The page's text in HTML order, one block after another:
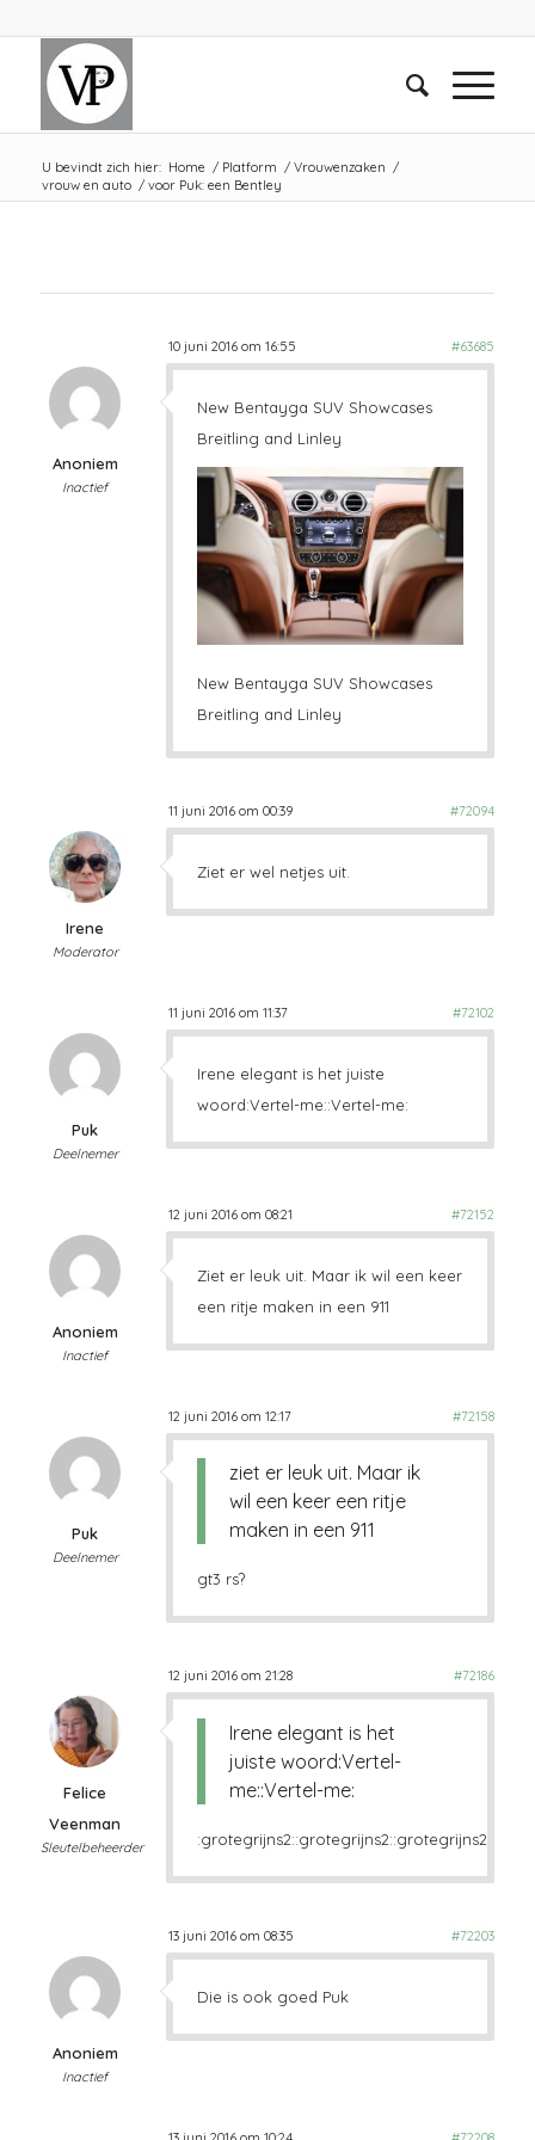
U bevindt zich hier: Home / Platform / Vrouwenzaken /
vrouw en auto / voor Puk: een Bentley
10 juni 2016 om 16:55 #63685
Anoniem
Inactief
New Bentayga SUV Showcases
Breitling and Linley
New Bentayga SUV Showcases
Breitling and Linley
11 juni 2016 om 00:39 #72094
Irene
Moderator
Ziet er wel netjes uit.
11 juni 2016 om 11:37 #72102
Puk
Deelnemer
Irene elegant is het juiste
woord:Vertel-me::Vertel-me:
12 juni 2016 om 08:21 #72152
Anoniem
Inactief
Ziet er leuk uit. Maar ik wil een keer
een ritje maken in een 911
12 juni 2016 om 12:17 #72158
Puk
Deelnemer
ziet er leuk uit. Maar ik
wil een keer een ritje
maken in een 911
gt3 rs?
12 juni 2016 om 21:28 #72186
Felice
Veenman
Sleutelbeheerder
Irene elegant is het
juiste woord:Vertel-
me::Vertel-me:
:grotegrijns2::grotegrijns2::grotegrijns2:
13 juni 2016 om 08:35 #72203
Anoniem
Inactief
Die is ook goed Puk